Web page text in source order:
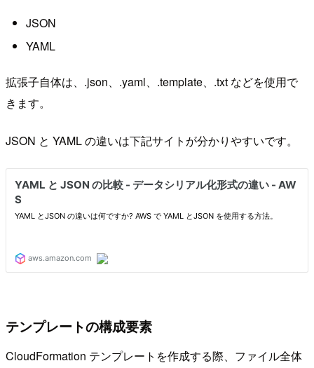
JSON
YAML
拡張子自体は、.json、.yaml、.template、.txt などを使用で
きます。
JSON と YAML の違いは下記サイトが分かりやすいです。
テンプレートの構成要素
CloudFormation テンプレートを作成する際、ファイル全体